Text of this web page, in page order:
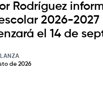
Rodríguez
2026-2027
el 14 de
de 2026